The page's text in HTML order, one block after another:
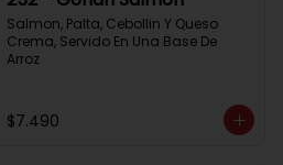
Salmon, Palta, Cebollin Y Queso
Crema, Servido En Una Base De
Arroz
$7.490